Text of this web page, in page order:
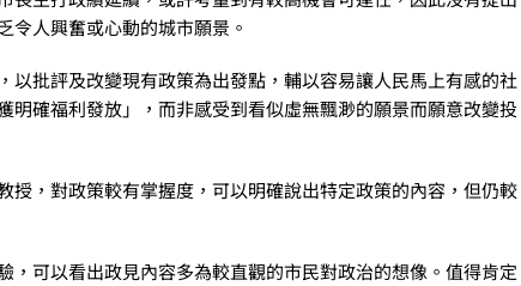
令人興奮或心動的城市願景。
批評及改變現有政策為出發點，輔以容易讓人民馬上有感的社
明確福利發放」，而非感受到看似虛無飄渺的願景而願意改變投
授，對政策較有掌握度，可以明確說出特定政策的內容，但仍較
可以看出政見內容多為較直觀的市民對政治的想像。值得肯定